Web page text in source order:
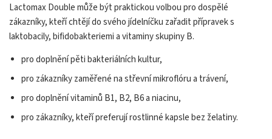
Lactomax Double může být praktickou volbou pro dospělé
zákazníky, kteří chtějí do svého jídelníčku zařadit přípravek s
laktobacily, bifidobakteriemi a vitaminy skupiny B.
pro doplnění pěti bakteriálních kultur,
pro zákazníky zaměřené na střevní mikroflóru a trávení,
pro doplnění vitaminů B1, B2, B6 a niacinu,
pro zákazníky, kteří preferují rostlinné kapsle bez želatiny.